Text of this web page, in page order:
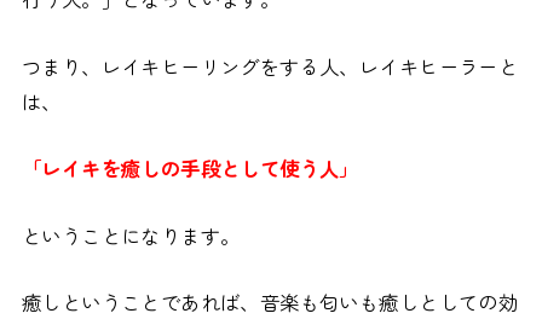
つまり、レイキヒーリングをする人、レイキヒーラーと
は、
「レイキを癒しの手段として使う人」
ということになります。
癒しということであれば、音楽も匂いも癒しとしての効